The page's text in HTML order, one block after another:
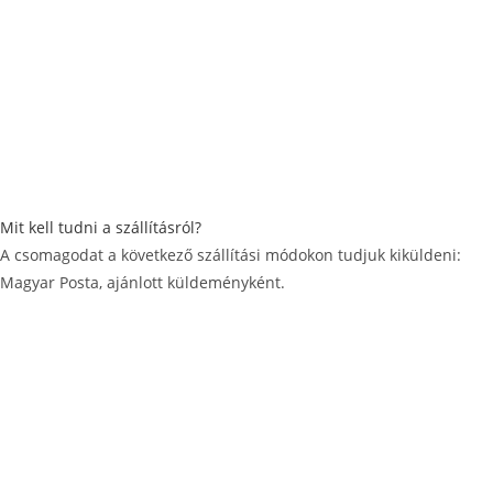
Mit kell tudni a szállításról?
A csomagodat a következő szállítási módokon tudjuk kiküldeni:
Magyar Posta, ajánlott küldeményként.